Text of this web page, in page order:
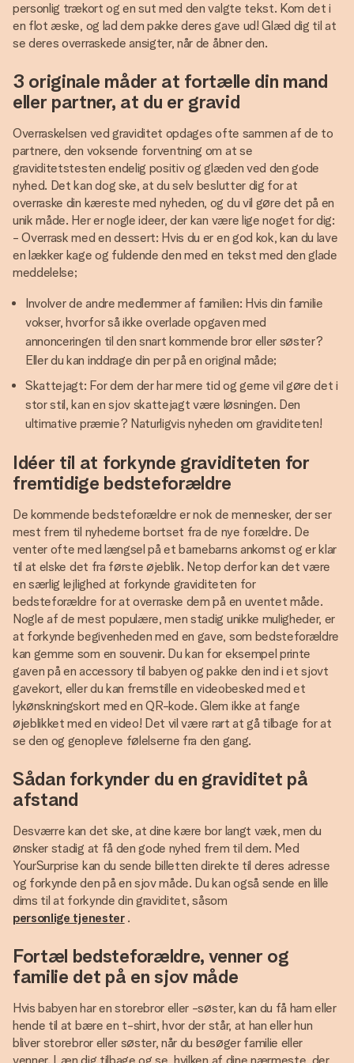
personlig trækort og en sut med den valgte tekst. Kom det i
en flot æske, og lad dem pakke deres gave ud! Glæd dig til at
se deres overraskede ansigter, når de åbner den.
3 originale måder at fortælle din mand
eller partner, at du er gravid
Overraskelsen ved graviditet opdages ofte sammen af de to
partnere, den voksende forventning om at se
graviditetstesten endelig positiv og glæden ved den gode
nyhed. Det kan dog ske, at du selv beslutter dig for at
overraske din kæreste med nyheden, og du vil gøre det på en
unik måde. Her er nogle ideer, der kan være lige noget for dig:
- Overrask med en dessert: Hvis du er en god kok, kan du lave
en lækker kage og fuldende den med en tekst med den glade
meddelelse;
Involver de andre medlemmer af familien: Hvis din familie
vokser, hvorfor så ikke overlade opgaven med
annonceringen til den snart kommende bror eller søster?
Eller du kan inddrage din per på en original måde;
Skattejagt: For dem der har mere tid og gerne vil gøre det i
stor stil, kan en sjov skattejagt være løsningen. Den
ultimative præmie? Naturligvis nyheden om graviditeten!
Idéer til at forkynde graviditeten for
fremtidige bedsteforældre
De kommende bedsteforældre er nok de mennesker, der ser
mest frem til nyhederne bortset fra de nye forældre. De
venter ofte med længsel på et barnebarns ankomst og er klar
til at elske det fra første øjeblik. Netop derfor kan det være
en særlig lejlighed at forkynde graviditeten for
bedsteforældre for at overraske dem på en uventet måde.
Nogle af de mest populære, men stadig unikke muligheder, er
at forkynde begivenheden med en gave, som bedsteforældre
kan gemme som en souvenir. Du kan for eksempel printe
gaven på en accessory til babyen og pakke den ind i et sjovt
gavekort, eller du kan fremstille en videobesked med et
lykønskningskort med en QR-kode. Glem ikke at fange
øjeblikket med en video! Det vil være rart at gå tilbage for at
se den og genopleve følelserne fra den gang.
Sådan forkynder du en graviditet på
afstand
Desværre kan det ske, at dine kære bor langt væk, men du
ønsker stadig at få den gode nyhed frem til dem. Med
YourSurprise kan du sende billetten direkte til deres adresse
og forkynde den på en sjov måde. Du kan også sende en lille
dims til at forkynde din graviditet, såsom
personlige tjenester.
Fortæl bedsteforældre, venner og
familie det på en sjov måde
Hvis babyen har en storebror eller -søster, kan du få ham eller
hende til at bære en t-shirt, hvor der står, at han eller hun
bliver storebror eller søster, når du besøger familie eller